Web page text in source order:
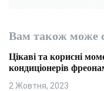
Вам також може
Цікаві та корисні
кондиціонерів
2 Жовтня, 2023